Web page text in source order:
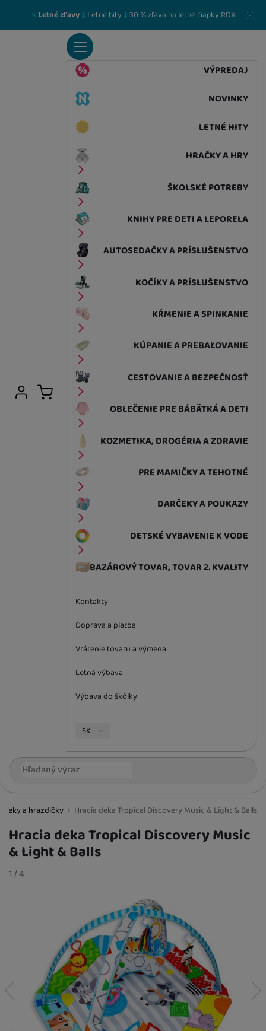
Letné zľavy Letné hity 30 % zľava na letné čiapky RDX Zavrieť
VÝPREDAJ
NOVINKY
LETNÉ HITY
HRAČKY A HRY
ŠKOLSKÉ POTREBY
KNIHY PRE DETI A LEPORELA
AUTOSEDAČKY A PRÍSLUŠENSTVO
KOČÍKY A PRÍSLUŠENSTVO
KŔMENIE A SPINKANIE
KÚPANIE A PREBAĽOVANIE
CESTOVANIE A BEZPEČNOSŤ
OBLEČENIE PRE BÁBÄTKÁ A DETI
KOZMETIKA, DROGÉRIA A ZDRAVIE
PRE MAMIČKY A TEHOTNÉ
DARČEKY A POUKAZY
DETSKÉ VYBAVENIE K VODE
BAZÁROVÝ TOVAR, TOVAR 2. KVALITY
Kontakty
Doprava a platba
Vrátenie tovaru a výmena
Letná výbava
Výbava do škôlky
Jazyková verzia
SK
Vyhľadávanie
Užívateľská sekcia
Prihlásiť sa
Košík
deky a hrazdičky Hracia deka Tropical Discovery Music & Light & Balls
Hracia deka Tropical Discovery Music
& Light & Balls
Fotografie
predchádzajúci nasledujúci
slide
1 /z
4